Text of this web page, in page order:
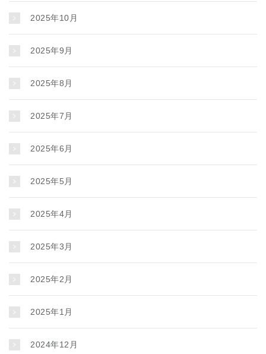
2025年10月
2025年9月
2025年8月
2025年7月
2025年6月
2025年5月
2025年4月
2025年3月
2025年2月
2025年1月
2024年12月